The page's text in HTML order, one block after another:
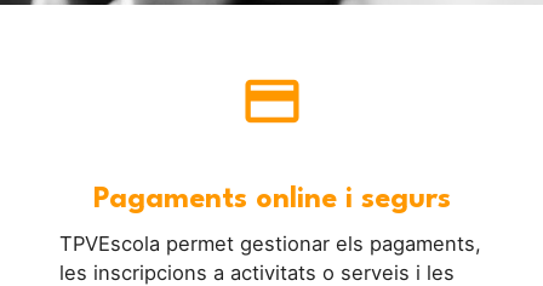
credit_card
Pagaments online i segurs
TPVEscola permet gestionar els pagaments,
les inscripcions a activitats o serveis i les